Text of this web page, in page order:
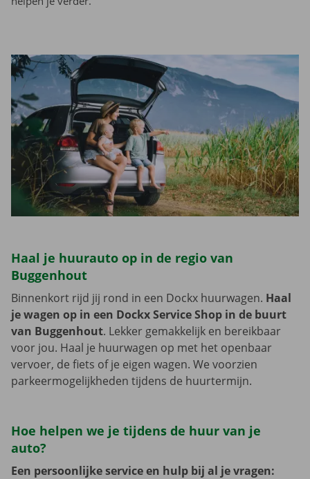
Haal je huurauto op in de regio van
Buggenhout
Binnenkort rijd jij rond in een Dockx huurwagen. Haal
je wagen op in een Dockx Service Shop in de buurt
van Buggenhout. Lekker gemakkelijk en bereikbaar
voor jou. Haal je huurwagen op met het openbaar
vervoer, de fiets of je eigen wagen. We voorzien
parkeermogelijkheden tijdens de huurtermijn.
Hoe helpen we je tijdens de huur van je
auto?
Een persoonlijke service en hulp bij al je vragen: